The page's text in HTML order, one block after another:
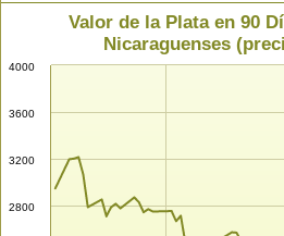
Valor de la Plata en 90
Nicaraguenses
2800
3200
3600
4000